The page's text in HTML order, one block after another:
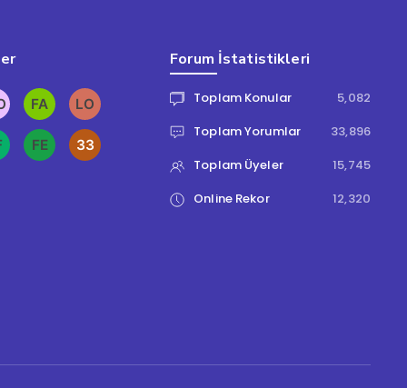
Forum İstatistikleri
Toplam Konular
5,082
Toplam Yorumlar
33,896
Toplam Üyeler
15,745
Online Rekor
12,320